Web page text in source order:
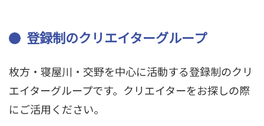
登録制のクリエイターグループ
枚方・寝屋川・交野を中心に活動する登録制のクリ
エイターグループです。クリエイターをお探しの際
にご活用ください。